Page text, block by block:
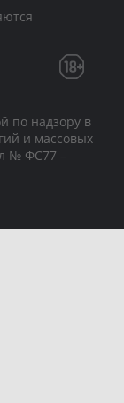
по надзору в
и массовых
№ ФС77 –